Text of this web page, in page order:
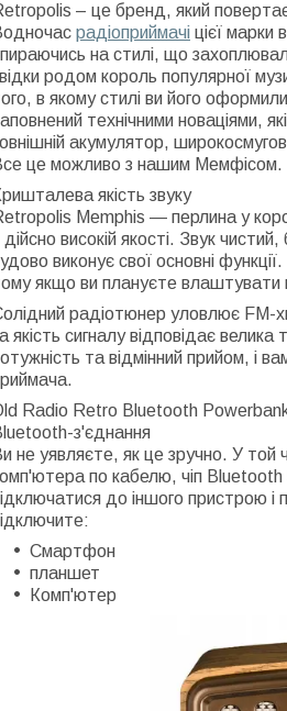
– це бренд, який
радіоприймачі цієї марки
на стилі, що
родом король популярної
в якому стилі ви його
технічними новаціями,
акумулятор,
це можливо з нашим Мемфісом.
якість звуку
Memphis — перлина у
дійсно високій якості. Звук
виконує свої основні
якщо ви плануєте влаштувати
радіотюнер уловлює FM-
якість сигналу відповідає
та відмінний прийом, і
Radio Retro Bluetooth
з'єднання
не уявляєте, як це зручно. У той
по кабелю, чіп Bluetooth
до іншого пристрою
Смартфон
планшет
Комп'ютер